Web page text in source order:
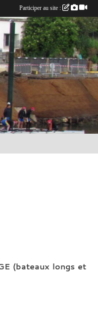
(bateaux longs et
Participer au site :